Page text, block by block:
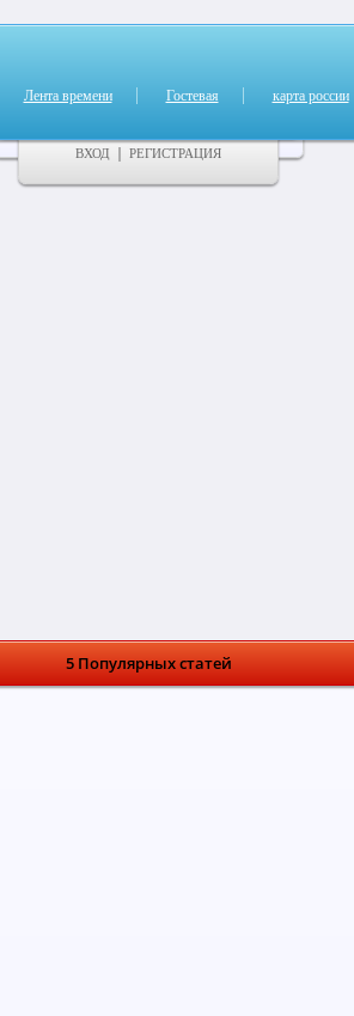
Лента времени Гостевая карта россии
ВХОД РЕГИСТРАЦИЯ
5 Популярных статей